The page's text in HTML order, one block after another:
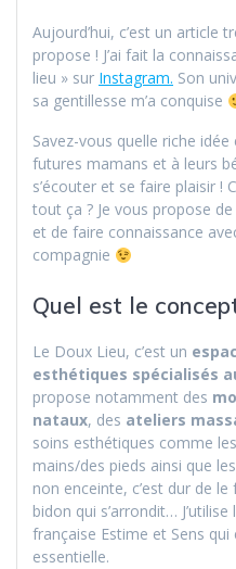
Aujourd’hui, c’est un article
propose ! J’ai fait la
lieu » sur Instagram. Son
sa gentillesse m’a conquise
Savez-vous quelle riche
futures mamans et à leurs
s’écouter et se faire plaisir !
tout ça ? Je vous propose
et de faire connaissance
compagnie
Quel est le
Le Doux Lieu, c’est un
esthétiques spécialisés
propose notamment des
nataux, des ateliers
soins esthétiques comme
mains/des pieds ainsi que
non enceinte, c’est dur de
bidon qui s’arrondit…
française Estime et Sens
essentielle.